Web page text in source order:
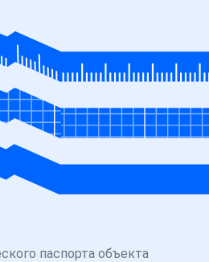
паспорта объекта